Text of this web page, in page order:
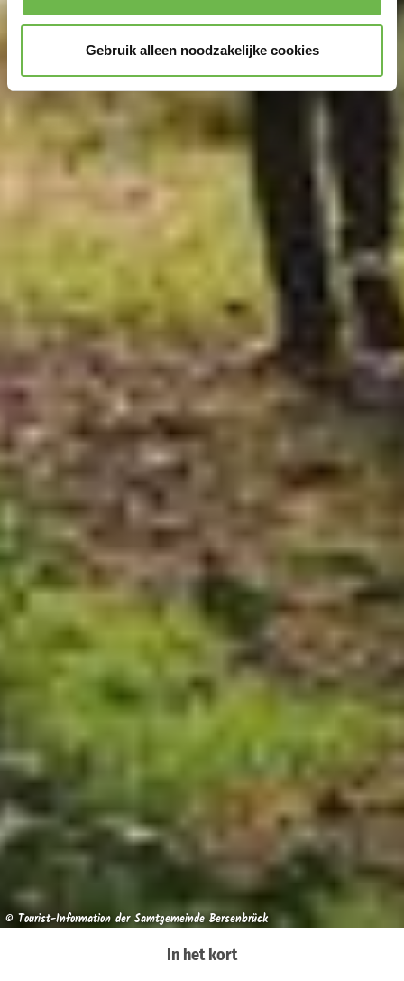
Gebruik alleen noodzakelijke cookies
© Tourist-Information der Samtgemeinde Bersenbrück
In het kort